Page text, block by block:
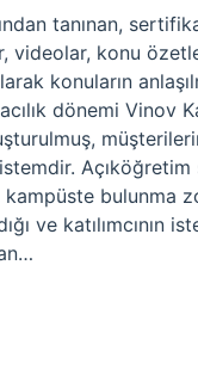
tanınan,
konu
konuların
dönemi Vinov
Açıköğretim
bulunma
ve katılımcının